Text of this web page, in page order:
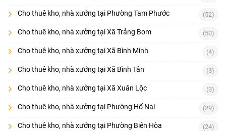
Cho thuê kho, nhà xưởng tại Phường Tam Phước (52)
Cho thuê kho, nhà xưởng tại Xã Trảng Bom (50)
Cho thuê kho, nhà xưởng tại Xã Bình Minh (4)
Cho thuê kho, nhà xưởng tại Xã Bình Tân (3)
Cho thuê kho, nhà xưởng tại Xã Xuân Lộc (3)
Cho thuê kho, nhà xưởng tại Phường Hố Nai (29)
Cho thuê kho, nhà xưởng tại Phường Biên Hòa (24)